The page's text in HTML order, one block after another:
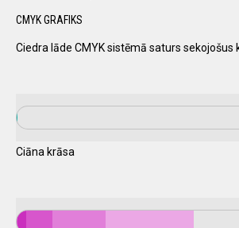
CMYK GRAFIKS
Ciedra lāde CMYK sistēmā saturs sekojošus
Ciāna krāsa